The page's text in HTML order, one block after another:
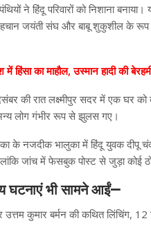
ने हिंदू परिवारों को निशाना
जयंती संघ और बाबू शुकुशील के रूप
में हिंसा का माहौल, उस्मान हादी की
की रात लक्ष्मीपुर सदर में एक घर
लोग गंभीर रूप से झुलस गए।
के नजदीक भालुका में हिंदू युवक दीपू
जांच में फेसबुक पोस्ट से जुड़ा कोई
घटनाएं भी सामने आईं—
उत्तम कुमार बर्मन की कथित लिंचिंग, 12